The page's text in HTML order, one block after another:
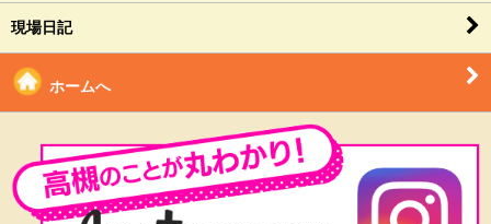
現場日記
ホームへ